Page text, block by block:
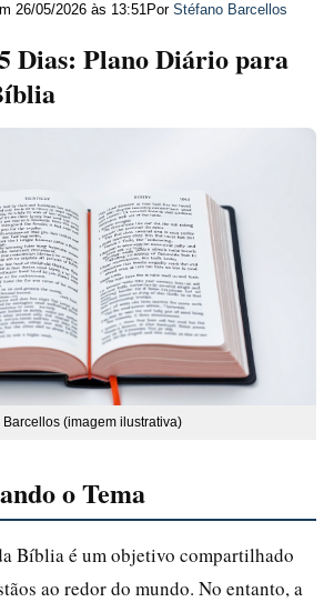
26/05/2026 às 13:51 Por Stéfano Barcellos
Dias: Plano Diário para
(imagem ilustrativa)
o Tema
Bíblia é um objetivo compartilhado
ao redor do mundo. No entanto, a